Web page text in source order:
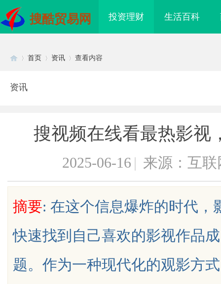
搜酷贸易网 投资理财 生活百科
首页 资讯 查看内容
资讯
搜视频在线看最热影视
2025-06-16 | 来源：互联
摘要: 在这个信息爆炸的时代，
快速找到自己喜欢的影视作品
题。作为一种现代化的观影方
震撼视觉盛宴